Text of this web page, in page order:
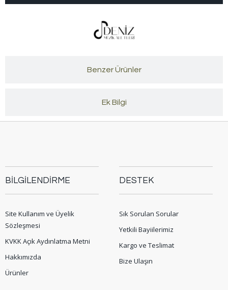
Benzer Ürünler
Ek Bilgi
BİLGİLENDİRME
Site Kullanım ve Üyelik
Sözleşmesi
KVKK Açık Aydınlatma Metni
Hakkımızda
Ürünler
DESTEK
Sık Sorulan Sorular
Yetkili Bayiilerimiz
Kargo ve Teslimat
Bize Ulaşın